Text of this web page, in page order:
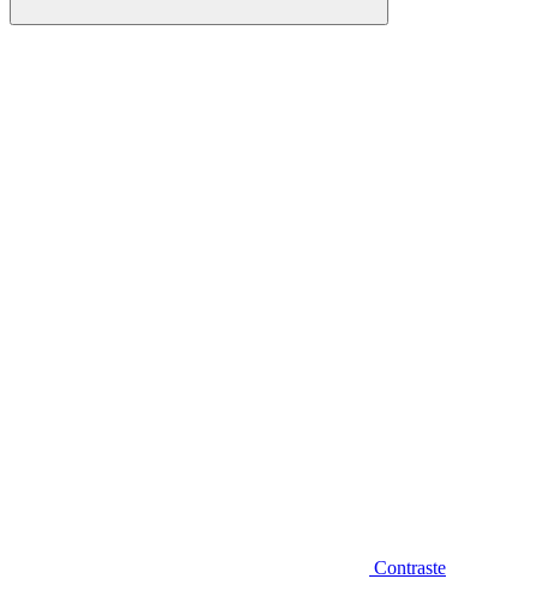
Buscar
Contraste